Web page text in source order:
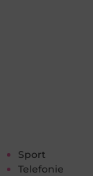
Sport
Telefonie